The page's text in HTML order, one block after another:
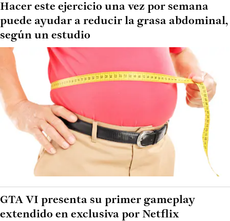
Hacer este ejercicio una vez por semana
puede ayudar a reducir la grasa abdominal,
según un estudio
GTA VI presenta su primer gameplay
extendido en exclusiva por Netflix